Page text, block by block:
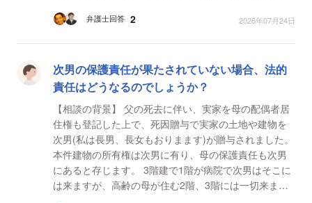
に...
弁護士回答 2 2026年07月24日
次男の保護責任が果たされていない場合、法的
責任はどうなるのでしょうか？
【相談の背景】 父の死去に伴い、実家を母の配偶者居
住権も登記した上で、死因贈与で実家の土地や建物を
次男(私は長男、長女もおりまます)が贈与されました。
本件建物の所有権は次男に有り、母の保護責任も次男
にあると存じます。 3階建で1階が病院で次男はそこに
は来ますが、高齢の母が住む2階、3階には一切来ませ